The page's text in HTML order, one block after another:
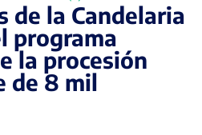
de la Candelaria
programa
la procesión
de 8 mil